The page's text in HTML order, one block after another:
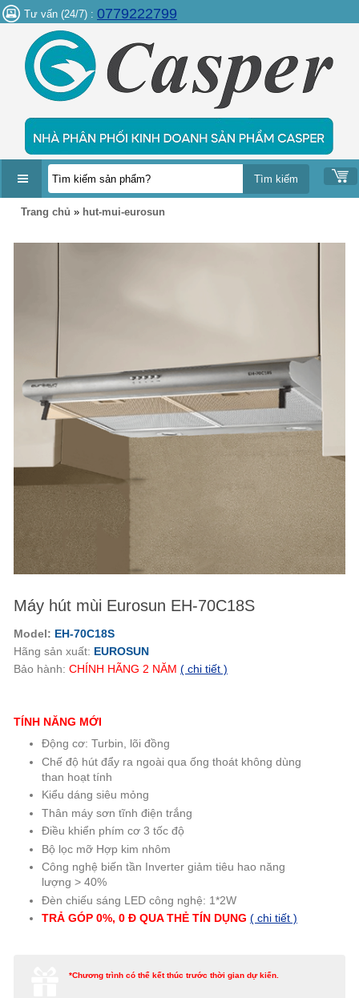
Tư vấn (24/7) : 0779222799
DANH
Trang chủ » hut-mui-eurosun
Máy hút mùi Eurosun EH-70C18S
Model: EH-70C18S
Hãng sản xuất: EUROSUN
Bảo hành: CHÍNH HÃNG 2 NĂM ( chi tiết )
TÍNH NĂNG MỚI
Động cơ: Turbin, lõi đồng
Chế độ hút đẩy ra ngoài qua ống thoát không dùng
than hoạt tính
Kiểu dáng siêu mỏng
Thân máy sơn tĩnh điện trắng
Điều khiển phím cơ 3 tốc độ
Bộ lọc mỡ Hợp kim nhôm
Công nghệ biến tần Inverter giảm tiêu hao năng
lượng > 40%
Đèn chiếu sáng LED công nghệ: 1*2W
TRẢ GÓP 0%, 0 Đ QUA THẺ TÍN DỤNG ( chi tiết )
*Chương trình có thể kết thúc trước thời gian dự kiến.